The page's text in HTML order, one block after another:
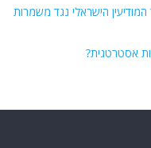
הישראלי נגד משמרות
אסטרטגית?